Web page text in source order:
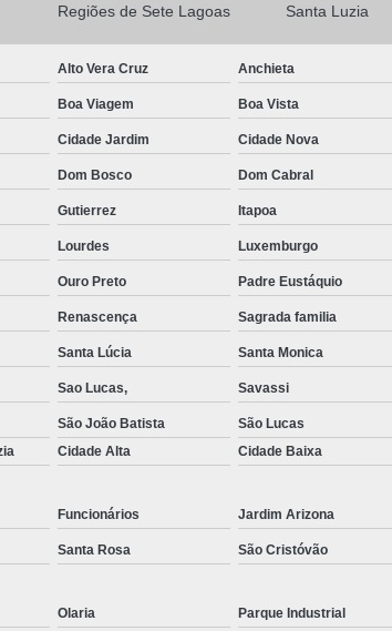
Regiões de Sete Lagoas Santa Luzia
Alto Vera Cruz Anchieta
Boa Viagem Boa Vista
Cidade Jardim Cidade Nova
Dom Bosco Dom Cabral
Gutierrez Itapoa
Lourdes Luxemburgo
Ouro Preto Padre Eustáquio
Renascença Sagrada familia
Santa Lúcia Santa Monica
Sao Lucas, Savassi
São João Batista São Lucas
Cidade Alta Cidade Baixa
Funcionários Jardim Arizona
Santa Rosa São Cristóvão
Olaria Parque Industrial